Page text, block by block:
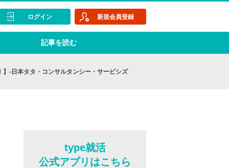
記事を読む
ログイン 新規会員登録
-日本タタ・コンサルタンシー・サービシズ
type就活
公式アプリはこちら